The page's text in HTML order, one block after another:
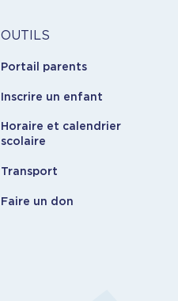
Outils
OUTILS
Portail parents
Inscrire un enfant
Horaire et calendrier
scolaire
Transport
Faire un don